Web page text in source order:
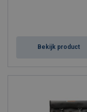
Bekijk product